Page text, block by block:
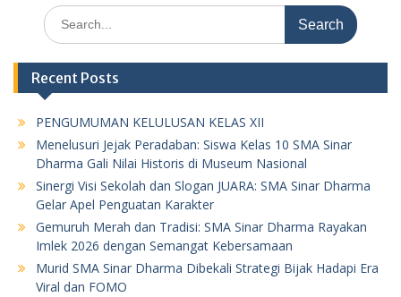
Search
for:
Recent Posts
PENGUMUMAN KELULUSAN KELAS XII
Menelusuri Jejak Peradaban: Siswa Kelas 10 SMA Sinar
Dharma Gali Nilai Historis di Museum Nasional
Sinergi Visi Sekolah dan Slogan JUARA: SMA Sinar Dharma
Gelar Apel Penguatan Karakter
Gemuruh Merah dan Tradisi: SMA Sinar Dharma Rayakan
Imlek 2026 dengan Semangat Kebersamaan
Murid SMA Sinar Dharma Dibekali Strategi Bijak Hadapi Era
Viral dan FOMO